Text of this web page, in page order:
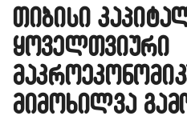
თიბისი
ყოველთვიური
მიმოხილვა